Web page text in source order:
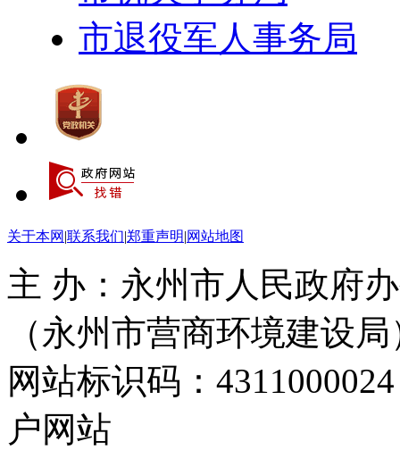
市退役军人事务局
关于本网 |联系我们|郑重声明|网站地图
主 办：永州市人民政府
（永州市营商环境建设局
网站标识码：
户网站